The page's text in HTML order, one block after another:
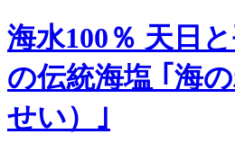
海水100％ 天日
の伝統海塩 ｢海
せい）｣